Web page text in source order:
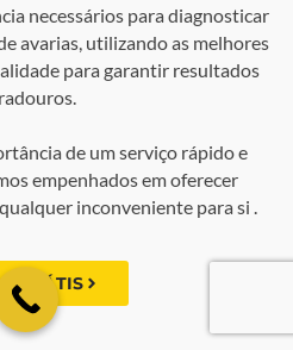
necessários para diagnosticar
avarias, utilizando as melhores
para garantir resultados
de um serviço rápido e
empenhados em oferecer
inconveniente para si .
GRÁTISajudar?